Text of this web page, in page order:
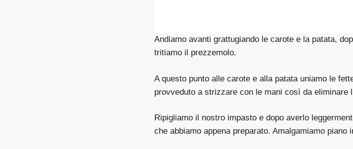
Andiamo avanti grattugiando le carote e la patata,
tritiamo il prezzemolo.
A questo punto alle carote e alla patata uniamo le
provveduto a strizzare con le mani così da eliminare
Ripigliamo il nostro impasto e dopo averlo
che abbiamo appena preparato. Amalgamiamo piano